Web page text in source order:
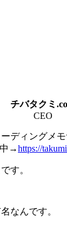
チバタクミ
CEO
ディングメ
→https://
す。
なんです。